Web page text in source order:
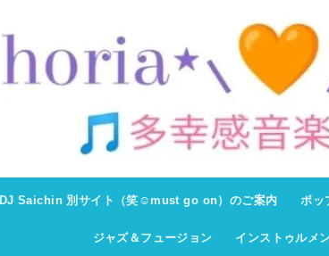
DJ Saichin 別サイト（笑☺must go on）のご案内 ポッ
ジャズ＆フュージョン インストゥルメ